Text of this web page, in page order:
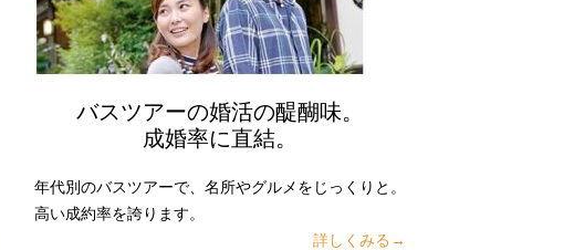
バスツアーの婚活の醍醐味。
成婚率に直結。
年代別のバスツアーで、名所やグルメをじっくりと。
高い成約率を誇ります。
詳しくみる→